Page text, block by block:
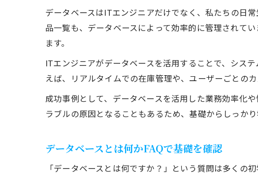
デ
IT
データベースはITエンジニアだけでなく、私たちの日
品一覧も、データベースによって効率的に管理されて
ます。
ITエンジニアがデータベースを活用することで、シス
えば、リアルタイムでの在庫管理や、ユーザーごとの
成功事例として、データベースを活用した業務効率化
ラブルの原因となることもあるため、基礎からしっかり
データベースとは何かFAQで基礎を確認
「データベースとは何ですか？」という質問は多くの